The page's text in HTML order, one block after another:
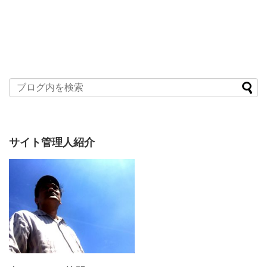
サイト管理人紹介